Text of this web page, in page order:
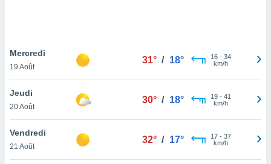
pas
de
cas,
que
Mercredi
19 Août
31° / 18° 16- 34
km/h
Jeudi
20 Août
30° / 18° 19- 41
km/h
Vendredi
21 Août
32° / 17° 17- 37
km/h